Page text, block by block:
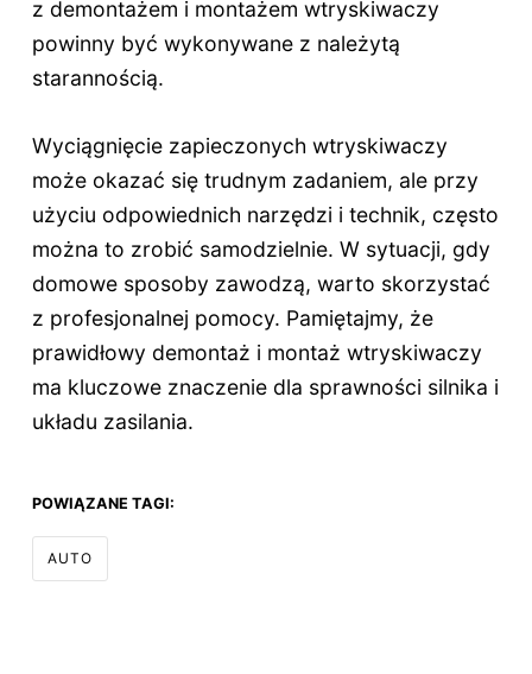
z demontażem i montażem wtryskiwaczy
powinny być wykonywane z należytą
starannością.
Wyciągnięcie zapieczonych wtryskiwaczy
może okazać się trudnym zadaniem, ale przy
użyciu odpowiednich narzędzi i technik, często
można to zrobić samodzielnie. W sytuacji, gdy
domowe sposoby zawodzą, warto skorzystać
z profesjonalnej pomocy. Pamiętajmy, że
prawidłowy demontaż i montaż wtryskiwaczy
ma kluczowe znaczenie dla sprawności silnika i
układu zasilania.
POWIĄZANE TAGI:
AUTO